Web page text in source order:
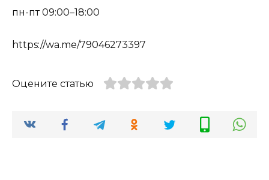
пн-пт 09:00–18:00
https://wa.me/79046273397
Оцените статью